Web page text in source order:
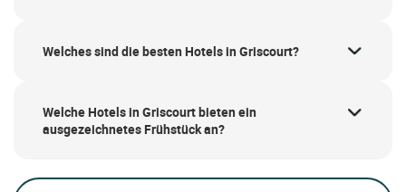
Welches sind die besten Hotels in Griscourt?
Welche Hotels in Griscourt bieten ein
ausgezeichnetes Frühstück an?